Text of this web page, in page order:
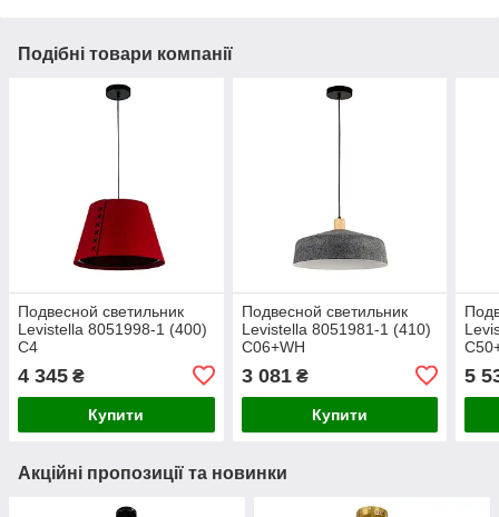
Подібні товари компанії
Подвесной светильник
Levistella 8051998-1 (400)
C4
4 345 ₴
Купити
Подвесной светильник
Levistella 8051981-1 (410)
C06+WH
3 081₴
Купити
5
Акційні пропозиції та новинки